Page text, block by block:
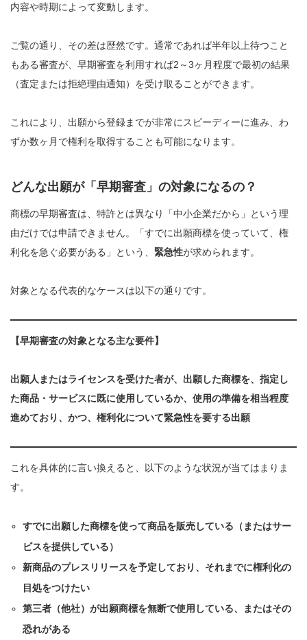
内容や時期によって変動します。
ご覧の通り、その差は歴然です。通常であれば半年以上待つこと
もある審査が、早期審査を利用すれば2～3ヶ月程度で最初の結果
（査定または拒絶理由通知）を受け取ることができます。
これにより、出願から登録までが非常にスピーディーに進み、わ
ずか数ヶ月で権利を取得することも可能になります。
どんな出願が「早期審査」の対象になるの？
商標の早期審査は、特許とは異なり「中小企業だから」という理
由だけでは申請できません。「すでに出願商標を使っていて、権
利化を急ぐ必要がある」という、 緊急性が求められます。
対象となる代表的なケースは以下の通りです。
【早期審査の対象となる主な要件】
出願人またはライセンスを受けた者が、出願した商標を、指定し
た商品・サービスに既に使用しているか、使用の準備を相当程度
進めており、かつ、権利化について緊急性を要する出願
これを具体的に言い換えると、以下のような状況が当てはまりま
す。
すでに出願した商標を使って商品を販売している（またはサー
ビスを提供している）
新商品のプレスリリースを予定しており、それまでに権利化の
目処をつけたい
第三者（他社）が出願商標を無断で使用している、またはその
恐れがある